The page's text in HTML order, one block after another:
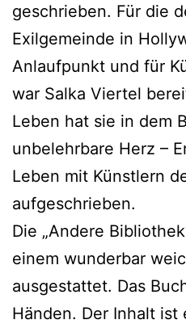
geschrieben. Für die
Exilgemeinde in
Anlaufpunkt und für
war Salka Viertel
Leben hat sie in dem
unbelehrbare Herz –
Leben mit Künstlern
aufgeschrieben.
Die „Andere
einem wunderbar
ausgestattet. Das
Händen. Der Inhalt ist